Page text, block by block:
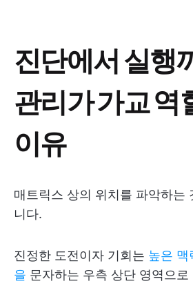
진단에서 실행
관리가 가교 역
이유
매트릭스 상의 위치를 파악하는
니다.
진정한 도전이자 기회는 높은 맥
을 문자하는 우측 상단 영역으로